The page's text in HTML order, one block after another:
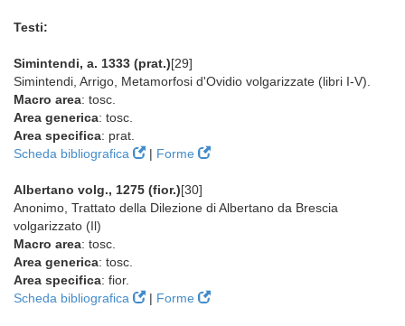
Testi:
Simintendi, a. 1333 (prat.)[29]
Simintendi, Arrigo, Metamorfosi d'Ovidio volgarizzate (libri I-V).
Macro area: tosc.
Area generica: tosc.
Area specifica: prat.
Scheda bibliografica
| Forme
Albertano volg., 1275 (fior.)[30]
Anonimo, Trattato della Dilezione di Albertano da Brescia
volgarizzato (Il)
Macro area: tosc.
Area generica: tosc.
Area specifica: fior.
Scheda bibliografica
| Forme